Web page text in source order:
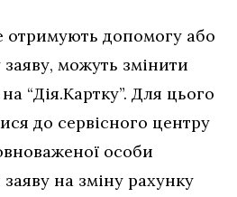
отримують допомогу або
можуть змінити
“Дія.Картку”. Для цього
до сервісного центру
особи
на зміну рахунку